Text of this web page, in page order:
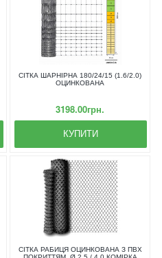
СІТКА ШАРНІРНА 180/24/15 (1.6/2.0)
ОЦИНКОВАНА
3198.00грн.
КУПИТИ
СІТКА РАБИЦЯ ОЦИНКОВАНА З ПВХ